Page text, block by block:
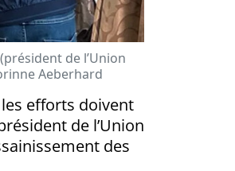
de l’Union
Aeberhard
les efforts doivent
de l’Union
des